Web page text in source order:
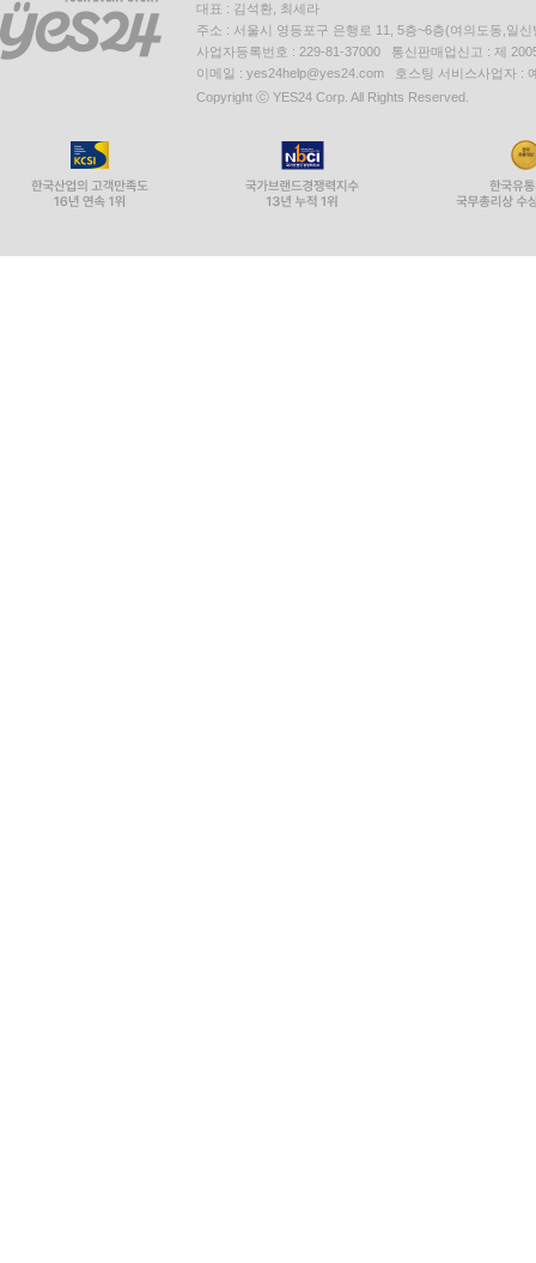
대표 : 김석환, 최세라
주소 : 서울시 영등포구 은행로 11, 5층~6층(여의도동,일신
사업자등록번호 : 229-81-37000 통신판매업신고 : 제
이메일 : yes24help@yes24.com 호스팅 서비스사업자 :
Copyright ⓒ YES24 Corp. All Rights Reserved.